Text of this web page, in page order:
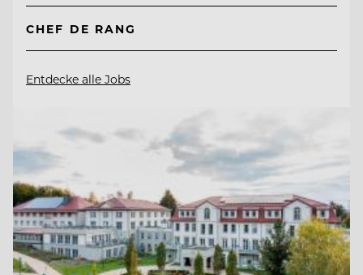
CHEF DE RANG
Entdecke alle Jobs